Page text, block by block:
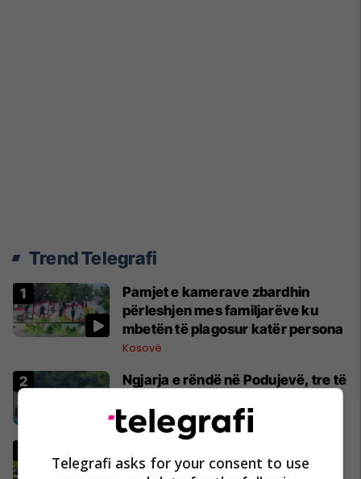
Trend Telegrafi
Pamjet e kamerave zbardhin
përleshjen mes familjarëve ku
mbetën të plagosur katër persona
Kosovë
Ngjarja e rëndë në Podujevë, tre të
Kronika e Zezë
Kosovë dhe hap kamping familjar:
Telegrafi asks for your consent to use